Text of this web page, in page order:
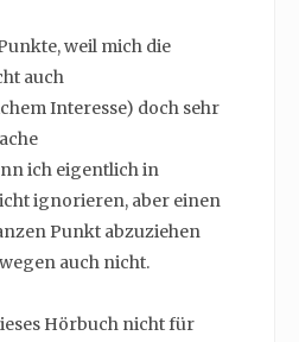
weil mich die
auch
Interesse) doch sehr
ich eigentlich in
ignorieren, aber einen
Punkt abzuziehen
auch nicht.
Hörbuch nicht für